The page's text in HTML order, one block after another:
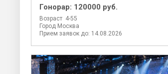
Гонорар: 120000 руб.
Возраст 4-55
Город Москва
Прием заявок до: 14.08.2026